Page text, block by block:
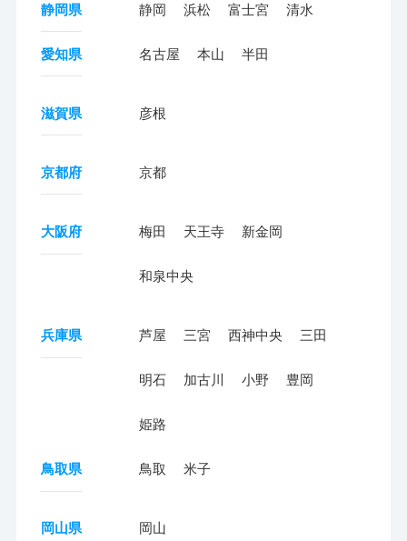
静岡県 静岡 浜松 富士宮 清水
愛知県 名古屋 本山 半田
滋賀県 彦根
京都府 京都
大阪府 梅田 天王寺 新金岡
和泉中央
兵庫県 芦屋 三宮 西神中央 三田
明石 加古川 小野 豊岡
姫路
鳥取県 鳥取 米子
岡山県 岡山